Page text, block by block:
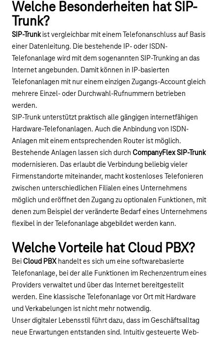
Welche Besonderheiten hat SIP-
Trunk?
SIP-Trunkist vergleichbar mit einem Telefonanschluss auf Basis
einer Datenleitung. Die bestehende IP- oder ISDN-
Telefonanlage wird mit dem sogenannten SIP-Trunking an das
Internet angebunden. Damit können in IP-basierten
Telefonanlagen mit nur einem einzigen Zugangs-Account gleich
mehrere Einzel- oder Durchwahl-Rufnummern betrieben
werden.
SIP-Trunk unterstützt praktisch alle gängigen internetfähigen
Hardware-Telefonanlagen. Auch die Anbindung von ISDN-
Anlagen mit einem entsprechenden Router ist möglich.
Bestehende Anlagen lassen sich durch CompanyFlex SIP-Trunk
modernisieren. Das erlaubt die Verbindung beliebig vieler
Firmenstandorte miteinander, macht kostenloses Telefonieren
zwischen unterschiedlichen Filialen eines Unternehmens
möglich und eröffnet den Zugang zu optionalen Funktionen, mit
denen zum Beispiel der veränderte Bedarf eines Unternehmens
flexibel in der Telefonanlage abgebildet werden kann.
Welche Vorteile hat Cloud PBX?
BeiCloud PBX handelt es sich um eine softwarebasierte
Telefonanlage, bei der alle Funktionen im Rechenzentrum eines
Providers verwaltet und über das Internet bereitgestellt
werden. Eine klassische Telefonanlage vor Ort mit Hardware
und Verkabelungen ist nicht mehr notwendig.
Unser digitaler Lebensstil führt dazu, dass im Geschäftsalltag
neue Erwartungen entstanden sind. Intuitiv gesteuerte Web-